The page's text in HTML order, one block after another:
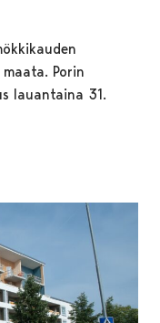
Porin
lauantaina 31.